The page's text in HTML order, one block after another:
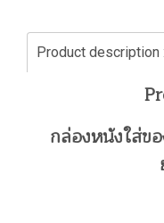
กล่องหนังใส่ข